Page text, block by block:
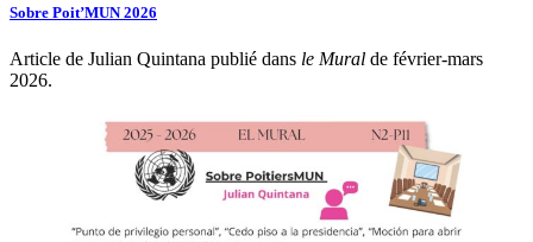
Sobre Poit’MUN 2026
Article de Julian Quintana publié dans le Mural de février-mars
2026.